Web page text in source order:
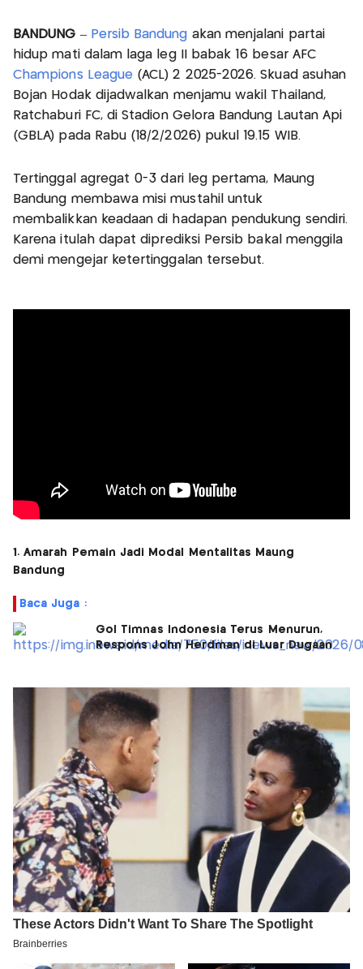
BANDUNG– Persib Bandung akan menjalani partai
hidup mati dalam laga leg II babak 16 besar AFC
Champions League (ACL) 2 2025-2026. Skuad asuhan
Bojan Hodak dijadwalkan menjamu wakil Thailand,
Ratchaburi FC, di Stadion Gelora Bandung Lautan Api
(GBLA) pada Rabu (18/2/2026) pukul 19.15 WIB.
Tertinggal agregat 0-3 dari leg pertama, Maung
Bandung membawa misi mustahil untuk
membalikkan keadaan di hadapan pendukung sendiri.
Karena itulah dapat diprediksi Persib bakal menggila
demi mengejar ketertinggalan tersebut.
1. Amarah Pemain Jadi Modal Mentalitas Maung
Bandung
Baca Juga :
Gol Timnas Indonesia Terus Menurun,
Respons John Herdman di Luar Dugaan